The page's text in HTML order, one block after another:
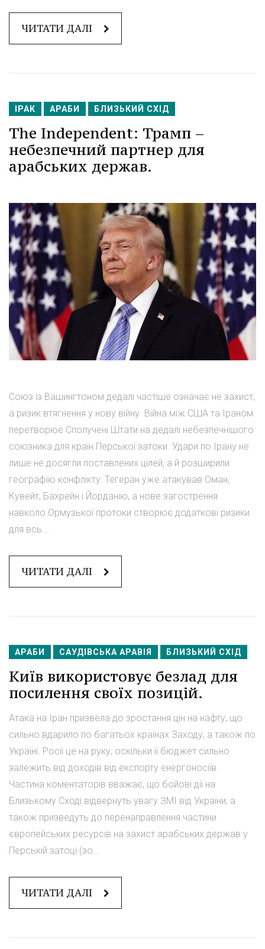
ЧИТАТИ ДАЛІ
ІРАК АРАБИ БЛИЗЬКИЙ СХІД
The Independent: Трамп –
небезпечний партнер для
арабських держав.
Союз із Вашингтоном дедалі частіше означає не захист,
а ризик втягнення у нову війну. Війна між США та Іраном
перетворює Сполучені Штати на дедалі небезпечнішого
союзника для країн Перської затоки. Удари по Ірану не
лише не досягли поставлених цілей, а й розширили
географію конфлікту: Тегеран уже атакував Оман,
Кувейт, Бахрейн і Йорданію, а нове загострення
навколо Ормузької протоки створює додаткові ризики
для всь...
ЧИТАТИ ДАЛІ
АРАБИ САУДІВСЬКА АРАВІЯ БЛИЗЬКИЙ СХІД
Київ використовує безлад для
посилення своїх позицій.
Атака на Іран призвела до зростання цін на нафту, що
сильно вдарило по багатьох країнах Заходу, а також по
Україні. Росії це на руку, оскільки її бюджет сильно
залежить від доходів від експорту енергоносіїв.
Частина коментаторів вважає, що бойові дії на
Близькому Сході відвернуть увагу ЗМІ від України, а
також призведуть до перенаправлення частини
європейських ресурсів на захист арабських держав у
Перській затоці (зо...
ЧИТАТИ ДАЛІ